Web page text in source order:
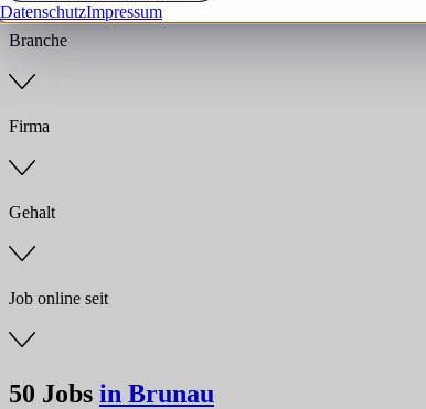
Branche
Firma
Gehalt
Job online seit
50 Jobs in Brunau
DatenschutzImpressum